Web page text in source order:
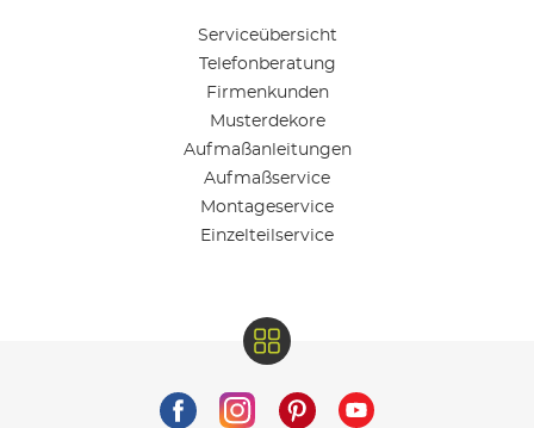
Serviceübersicht
Telefonberatung
Firmenkunden
Musterdekore
Aufmaßanleitungen
Aufmaßservice
Montageservice
Einzelteilservice